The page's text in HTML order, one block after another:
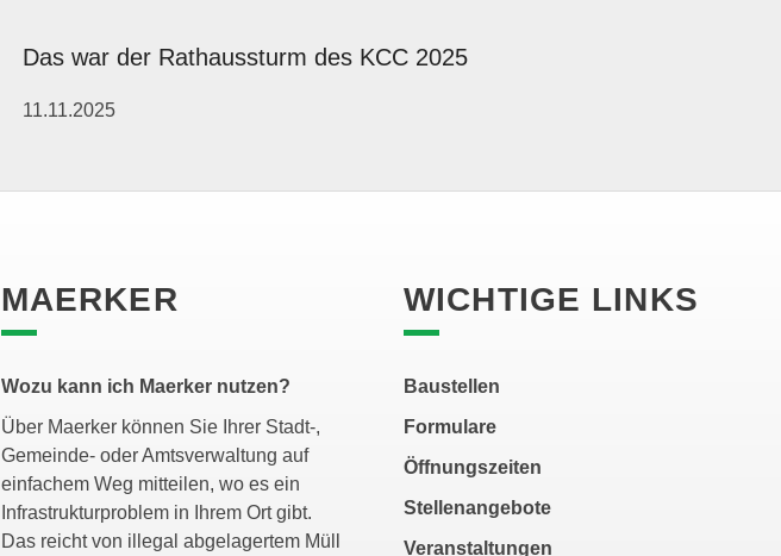
Das war der Rathaussturm des KCC 2025
11.11.2025
MAERKER
Wozu kann ich Maerker nutzen?
Über Maerker können Sie Ihrer Stadt-,
Gemeinde- oder Amtsverwaltung auf
einfachem Weg mitteilen, wo es ein
Infrastrukturproblem in Ihrem Ort gibt.
Das reicht von illegal abgelagertem Müll
WICHTIGE LINKS
Baustellen
Formulare
Öffnungszeiten
Stellenangebote
Veranstaltungen